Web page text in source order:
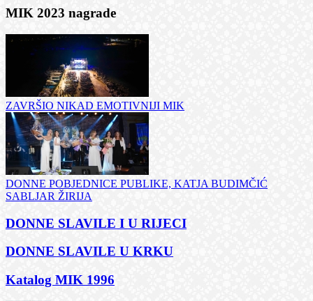
MIK 2023 nagrade
ZAVRŠIO NIKAD EMOTIVNIJI MIK
DONNE POBJEDNICE PUBLIKE, KATJA BUDIMČIĆ
SABLJAR ŽIRIJA
DONNE SLAVILE I U RIJECI
DONNE SLAVILE U KRKU
Katalog MIK 1996